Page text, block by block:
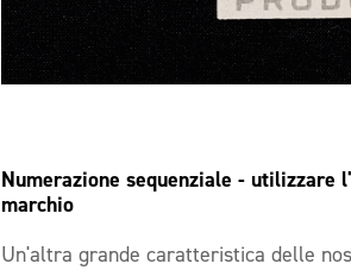
Numerazione sequenziale -
marchio
Un'altra grande caratteristica delle